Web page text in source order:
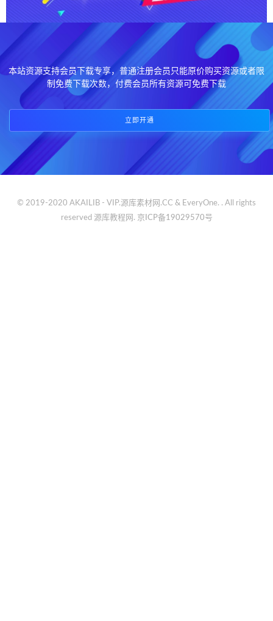
本站资源支持会员下载专享，普通注册会员只能原价购买资源或者限
制免费下载次数，付费会员所有资源可免费下载
立即开通
© 2019-2020 AKAILIB - VIP.源库素材网.CC & EveryOne. . All rights
reserved 源库教程网. 京ICP备19029570号